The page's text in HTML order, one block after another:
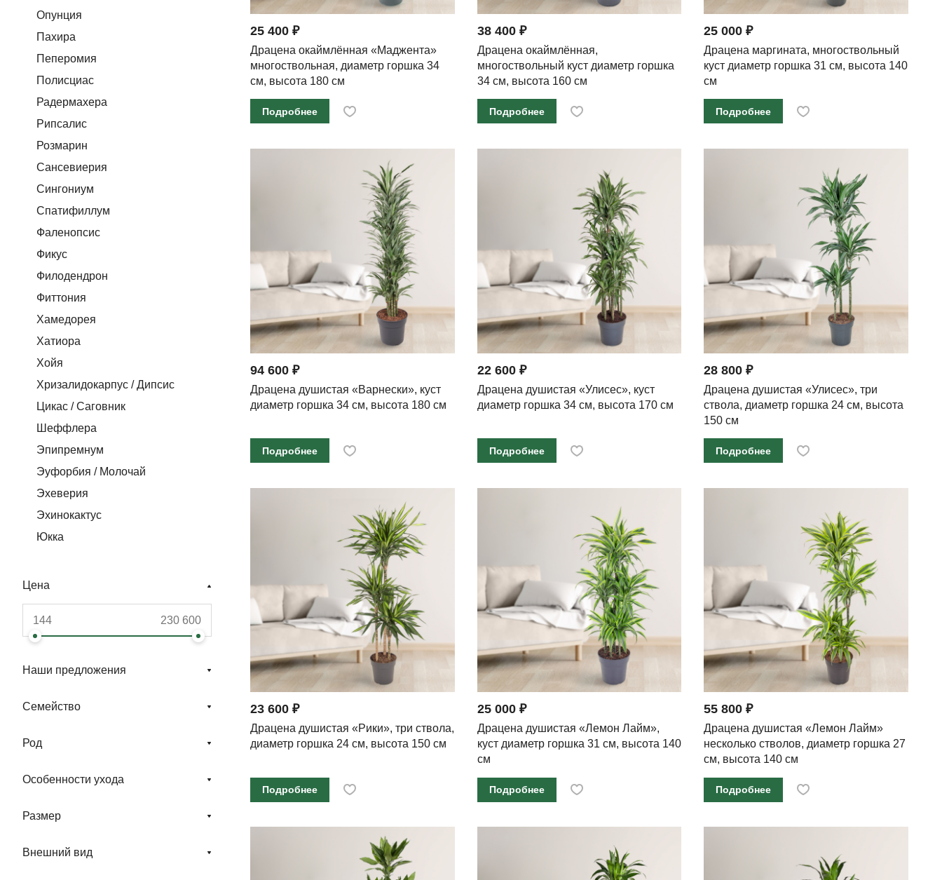
25 400 ₽
Драцена окаймлённая «Маджента»
многоствольная, диаметр горшка 34
см, высота 180 см
Подробнее
38 400 ₽
Драцена окаймлённая,
многоствольный куст диаметр горшка
34 см, высота 160 см
Подробнее
25 000 ₽
Драцена маргината, многоствольный
куст диаметр горшка 31 см, высота 140
см
Подробнее
94 600 ₽
Драцена душистая «Варнески», куст
диаметр горшка 34 см, высота 180 см
Подробнее
22 600 ₽
Драцена душистая «Улисес», куст
диаметр горшка 34 см, высота 170 см
Подробнее
28 800 ₽
Драцена душистая «Улисес», три
ствола, диаметр горшка 24 см, высота
150 см
Подробнее
23 600 ₽
Драцена душистая «Рики», три ствола,
диаметр горшка 24 см, высота 150 см
Подробнее
25 000 ₽
Драцена душистая «Лемон Лайм»,
куст диаметр горшка 31 см, высота 140
см
Подробнее
55 800 ₽
Драцена душистая «Лемон Лайм»
несколько стволов, диаметр горшка 27
см, высота 140 см
Подробнее
Опунция
Пахира
Пеперомия
Полисциас
Радермахера
Рипсалис
Розмарин
Сансевиерия
Сингониум
Спатифиллум
Фаленопсис
Фикус
Филодендрон
Фиттония
Хамедорея
Хатиора
Хойя
Хризалидокарпус / Дипсис
Цикас / Саговник
Шеффлера
Эпипремнум
Эуфорбия / Молочай
Эхеверия
Эхинокактус
Юкка
Цена
Наши предложения
Семейство
Род
Особенности ухода
Размер
Внешний вид